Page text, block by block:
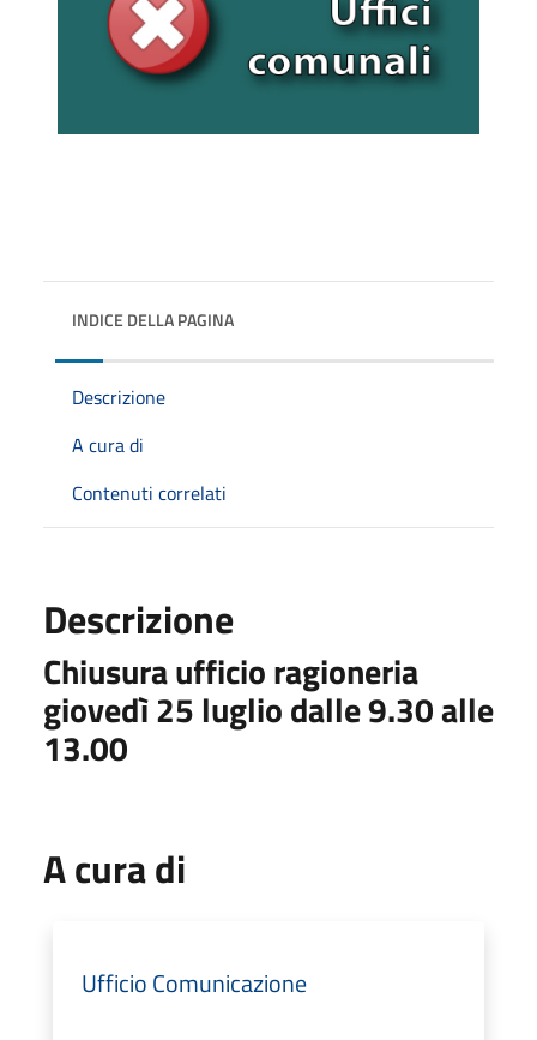
INDICE DELLA PAGINA
Descrizione
A cura di
Contenuti correlati
Descrizione
Chiusura ufficio ragioneria
giovedì 25 luglio dalle 9.30 alle
13.00
A cura di
Ufficio Comunicazione